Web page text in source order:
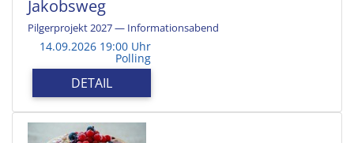
Jakobsweg
Pilgerprojekt 2027 — Informationsabend
14.09.2026 19:00 Uhr
Polling
DETAIL